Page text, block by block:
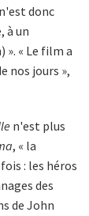
donc
à un
« Le film a
nos jours »,
n'est plus
, « la
: les héros
des
de John